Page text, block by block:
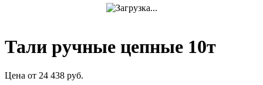
Тали ручные цепные 10т
Цена от 24 438 руб.